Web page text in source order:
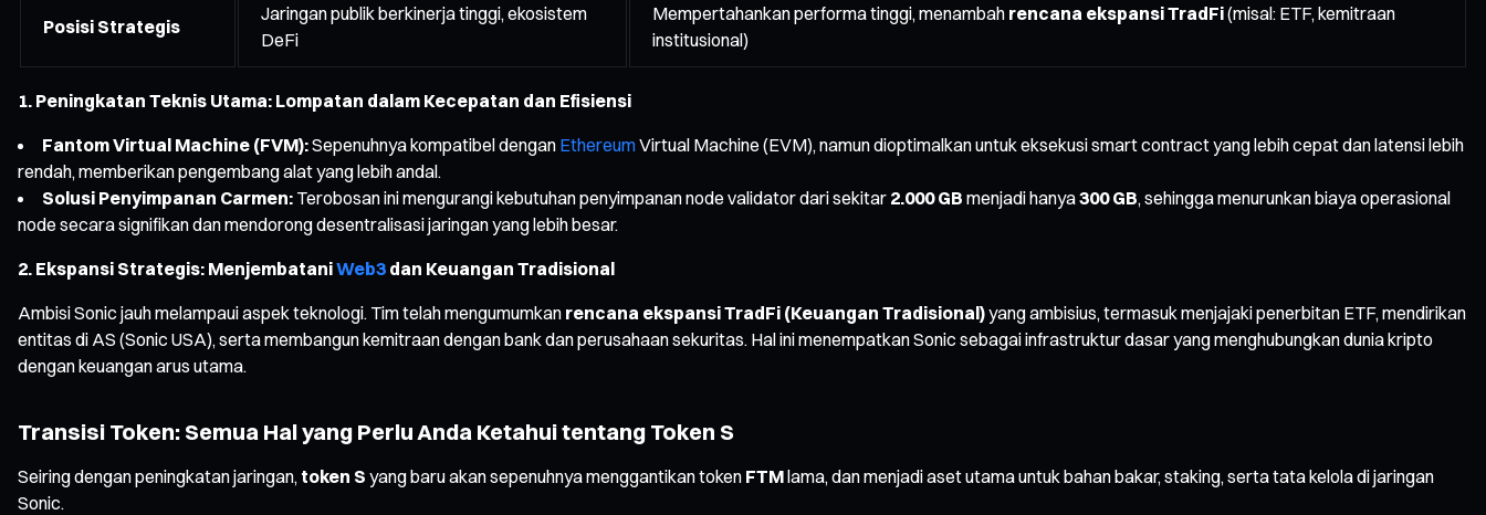
Posisi Strategis
Jaringan publik berkinerja tinggi, ekosistem
DeFi
Mempertahankan performa tinggi, menambah rencana ekspansi TradFi(misal: ETF, kemitraan
institusional)
1. Peningkatan Teknis Utama: Lompatan dalam Kecepatan dan Efisiensi
Fantom Virtual Machine (FVM):Sepenuhnya kompatibel dengan EthereumVirtual Machine (EVM), namun dioptimalkan untuk eksekusi smart contract yang lebih cepat dan latensi lebih
rendah, memberikan pengembang alat yang lebih andal.
Solusi Penyimpanan Carmen: Terobosan ini mengurangi kebutuhan penyimpanan node validator dari sekitar 2.000 GB menjadi hanya300 GB, sehingga menurunkan biaya operasional
node secara signifikan dan mendorong desentralisasi jaringan yang lebih besar.
2. Ekspansi Strategis: MenjembataniWeb3 dan Keuangan Tradisional
Ambisi Sonic jauh melampaui aspek teknologi. Tim telah mengumumkan rencana ekspansi TradFi (Keuangan Tradisional)yang ambisius, termasuk menjajaki penerbitan ETF, mendirikan
entitas di AS (Sonic USA), serta membangun kemitraan dengan bank dan perusahaan sekuritas. Hal ini menempatkan Sonic sebagai infrastruktur dasar yang menghubungkan dunia kripto
dengan keuangan arus utama.
Transisi Token: Semua Hal yang Perlu Anda Ketahui tentang Token S
Seiring dengan peningkatan jaringan, token S yang baru akan sepenuhnya menggantikan token FTMlama, dan menjadi aset utama untuk bahan bakar, staking, serta tata kelola di jaringan
Sonic.